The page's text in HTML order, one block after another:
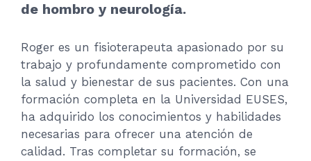
de hombro y neurología.
Roger es un fisioterapeuta apasionado por su
trabajo y profundamente comprometido con
la salud y bienestar de sus pacientes. Con una
formación completa en la Universidad EUSES,
ha adquirido los conocimientos y habilidades
necesarias para ofrecer una atención de
calidad. Tras completar su formación, se